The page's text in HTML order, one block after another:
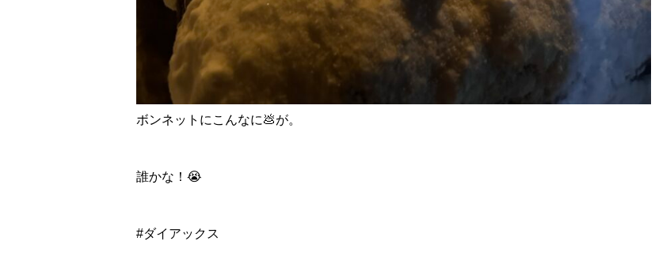
ボンネットにこんなに💩が。
誰かな！😭
#ダイアックス